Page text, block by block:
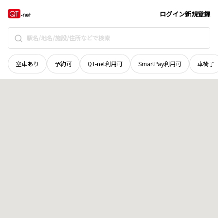
ログイン新規登録
空車あり 予約可 QT-net利用可 SmartPay利用可 車椅子
北海道